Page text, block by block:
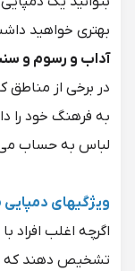
بهتری خواهید
آداب و رسوم و
در برخی از
به فرهنگ خود را
لباس به حساب
ویژگی‎های دمپایی مجلسی
اگرچه اغلب افراد
تشخیص دهند که